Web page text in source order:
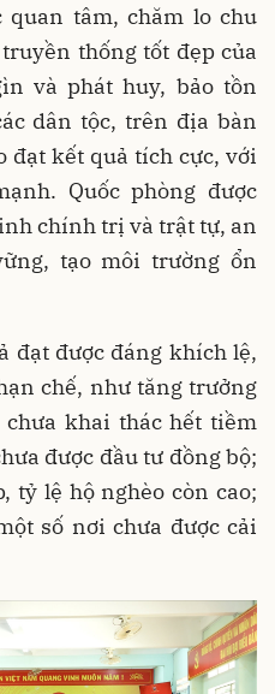
tâm, chăm lo chu
thống tốt đẹp của
và phát huy, bảo tồn
dân tộc, trên địa bàn
đạt kết quả tích cực, với
Quốc phòng được
chính trị và trật tự, an
tạo môi trường ổn
đạt được đáng khích lệ,
chế, như tăng trưởng
khai thác hết tiềm
được đầu tư đồng bộ;
tỷ lệ hộ nghèo còn cao;
số nơi chưa được cải